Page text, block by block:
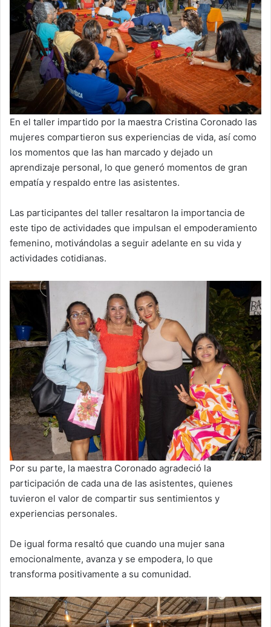
En el taller impartido por la maestra Cristina Coronado las
mujeres compartieron sus experiencias de vida, así como
los momentos que las han marcado y dejado un
aprendizaje personal, lo que generó momentos de gran
empatía y respaldo entre las asistentes.
Las participantes del taller resaltaron la importancia de
este tipo de actividades que impulsan el empoderamiento
femenino, motivándolas a seguir adelante en su vida y
actividades cotidianas.
Por su parte, la maestra Coronado agradeció la
participación de cada una de las asistentes, quienes
tuvieron el valor de compartir sus sentimientos y
experiencias personales.
De igual forma resaltó que cuando una mujer sana
emocionalmente, avanza y se empodera, lo que
transforma positivamente a su comunidad.